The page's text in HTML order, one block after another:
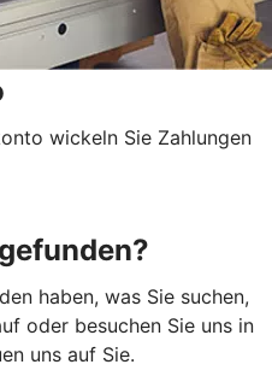
wickeln Sie Zahlungen
haben, was Sie suchen,
oder besuchen Sie uns in
uns auf Sie.